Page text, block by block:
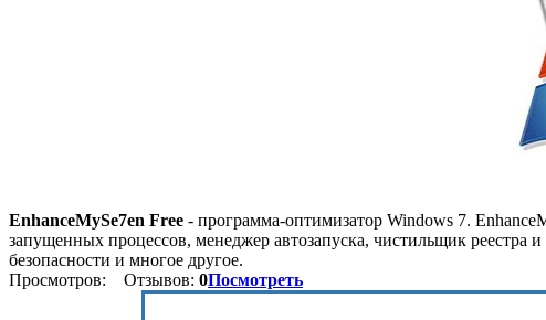
EnhanceMySe7en Free - программа-оптимизатор Windows 7.
запущенных процессов, менеджер автозапуска, чистильщик
безопасности и многое другое.
Просмотров:
Отзывов: 0Посмотреть